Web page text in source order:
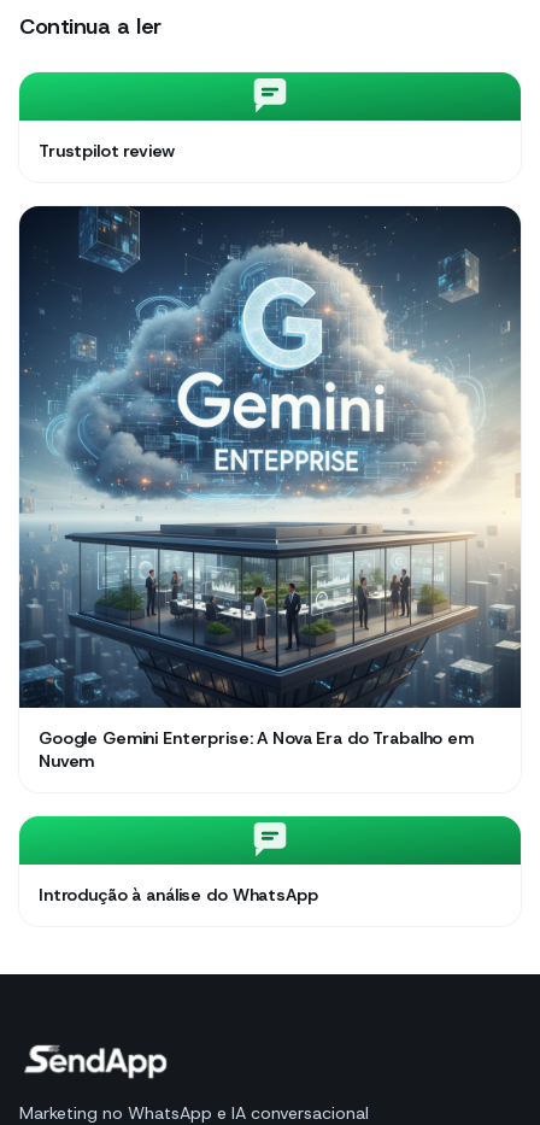
Continua a ler
Trustpilot review
Google Gemini Enterprise: A Nova Era do Trabalho em
Nuvem
Introdução à análise do WhatsApp
Marketing no WhatsApp e IA conversacional